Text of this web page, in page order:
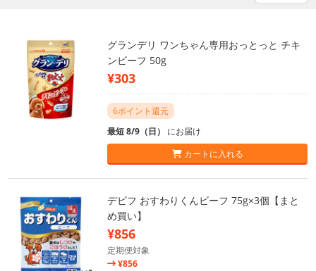
グランデリ ワンちゃん専用おっとっと チキ
ンビーフ 50g
¥303
6ポイント還元
最短 8/9（日） にお届け
カートに入れる
デビフ おすわりくんビーフ 75g×3個【まと
め買い】
¥856
定期便対象
¥856